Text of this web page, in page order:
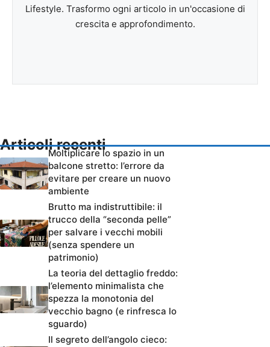
Lifestyle. Trasformo ogni articolo in un'occasione di
crescita e approfondimento.
Articoli recenti
Moltiplicare lo spazio in un
balcone stretto: l’errore da
evitare per creare un nuovo
ambiente
Brutto ma indistruttibile: il
trucco della “seconda pelle”
per salvare i vecchi mobili
(senza spendere un
patrimonio)
La teoria del dettaglio freddo:
l’elemento minimalista che
spezza la monotonia del
vecchio bagno (e rinfresca lo
sguardo)
Il segreto dell’angolo cieco: